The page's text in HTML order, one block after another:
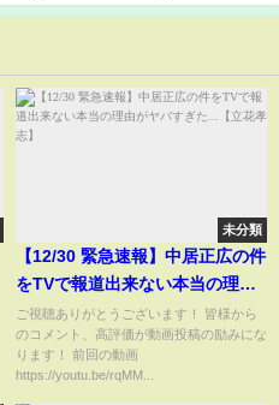
未分類
【12/30 緊急速報】中居正広の件
をTVで報道出来ない本当の理由
がヤバすぎた...【立花孝志】
ご視聴ありがとうございます！ 皆様から
のコメント、高評価が動画投稿の励みにな
ります！ 前回の動画
https://youtu.be/rqMM...